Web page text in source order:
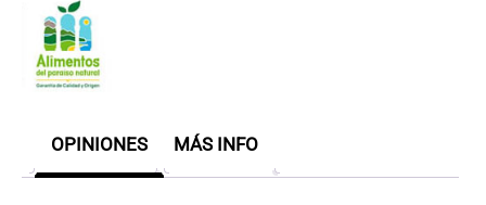
OPINIONES MÁS INFO